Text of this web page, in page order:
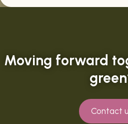
Moving forward
Contact